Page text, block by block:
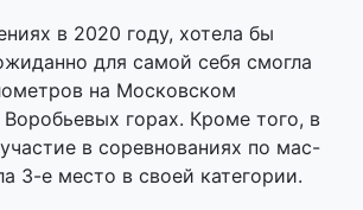
в 2020 году, хотела бы
для самой себя смогла
на Московском
горах. Кроме того, в
в соревнованиях по мас-
3-е место в своей категории.